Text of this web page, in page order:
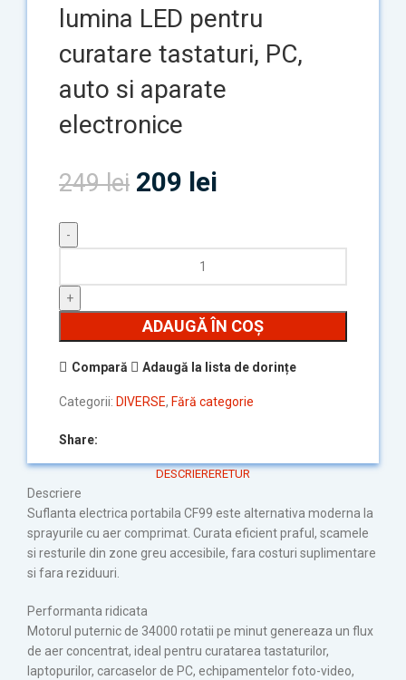
lumina LED pentru
curatare tastaturi, PC,
auto si aparate
electronice
249lei 209 lei
ADAUGĂ ÎN COȘ
Compară Adaugă la lista de dorințe
Categorii: DIVERSE, Fără categorie
Share:
DESCRIERERETUR
Descriere
Suflanta electrica portabila CF99 este alternativa moderna la
sprayurile cu aer comprimat. Curata eficient praful, scamele
si resturile din zone greu accesibile, fara costuri suplimentare
si fara reziduuri.
Performanta ridicata
Motorul puternic de 34000 rotatii pe minut genereaza un flux
de aer concentrat, ideal pentru curatarea tastaturilor,
laptopurilor, carcaselor de PC, echipamentelor foto-video,